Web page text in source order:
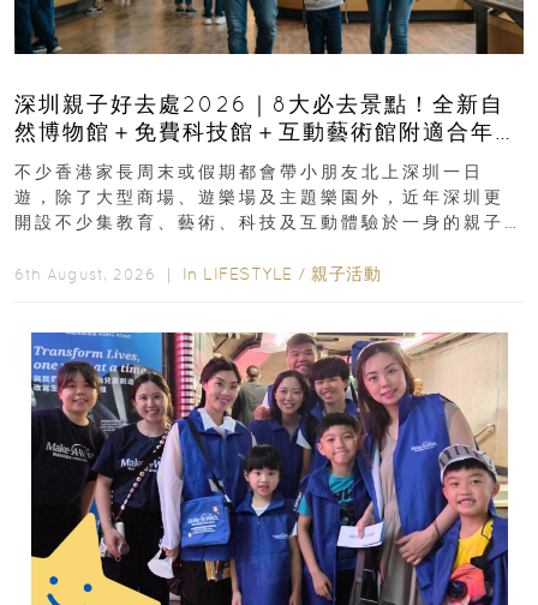
深圳親子好去處2026｜8大必去景點！全新自
然博物館＋免費科技館＋互動藝術館附適合年
齡、交通、門票、開放時間
不少香港家長周末或假期都會帶小朋友北上深圳一日
遊，除了大型商場、遊樂場及主題樂園外，近年深圳更
開設不少集教育、藝術、科技及互動體驗於一身的親子
6th August, 2026 ｜ In LIFESTYLE / 親子活動